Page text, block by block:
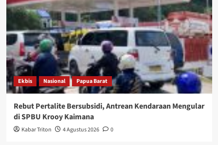
Ekbis Nasional Papua Barat
Rebut Pertalite Bersubsidi, Antrean Kendaraan Mengular
di SPBU Krooy Kaimana
Kabar Triton 4 Agustus 2026 0